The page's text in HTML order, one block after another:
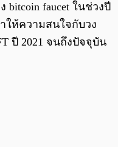
faucet ในช่วงปี
ให้ความสนใจกับวง
ปี 2021 จนถึงปัจจุบัน